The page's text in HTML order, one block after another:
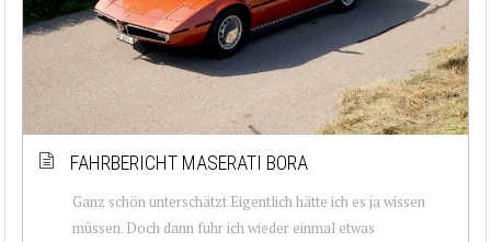
FAHRBERICHT MASERATI BORA
Ganz schön unterschätzt Eigentlich hätte ich es ja wissen
müssen. Doch dann fuhr ich wieder einmal etwas